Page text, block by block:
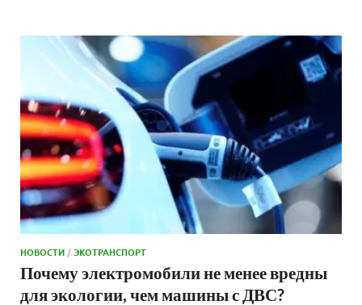
НОВОСТИ /ЭКОТРАНСПОРТ
Почему электромобили не менее вредны
для экологии, чем машины с ДВС?